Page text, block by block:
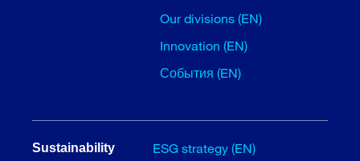
Our divisions (EN)
Innovation (EN)
События (EN)
Sustainability
ESG strategy (EN)